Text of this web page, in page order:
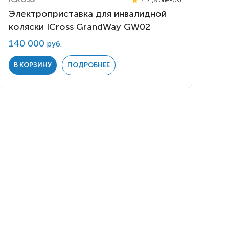
Электроприставка для инвалидной
коляски ICross GrandWay GW02
140 000 руб.
В КОРЗИНУ ПОДРОБНЕЕ